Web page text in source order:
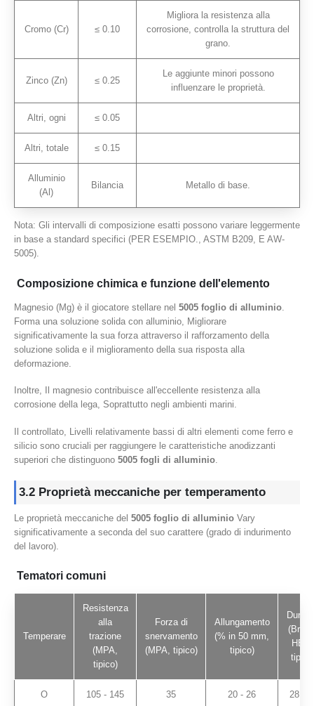
Cromo (Cr) ≤ 0.10
Migliora la resistenza alla
corrosione, controlla la struttura del
grano.
Zinco (Zn) ≤ 0.25
Le aggiunte minori possono
influenzare le proprietà.
Altri, ogni ≤ 0.05
Altri, totale ≤ 0.15
Alluminio
(Al)
Bilancia Metallo di base.
Nota: Gli intervalli di composizione esatti possono variare leggermente
in base a standard specifici (PER ESEMPIO., ASTM B209, E AW-
5005).
Composizione chimica e funzione dell'elemento
Magnesio (Mg) è il giocatore stellare nel 5005 foglio di alluminio
Forma una soluzione solida con alluminio, Migliorare
significativamente la sua forza attraverso il rafforzamento della
soluzione solida e il miglioramento della sua risposta alla
deformazione.
Inoltre, Il magnesio contribuisce all'eccellente resistenza alla
corrosione della lega, Soprattutto negli ambienti marini.
Il controllato, Livelli relativamente bassi di altri elementi come ferro e
silicio sono cruciali per raggiungere le caratteristiche anodizzanti
superiori che distinguono 5005 fogli di alluminio.
3.2 Proprietà meccaniche per temperamento
Le proprietà meccaniche del 5005 foglio di alluminio Vary
significativamente a seconda del suo carattere (grado di indurimento
del lavoro).
Tematori comuni
Temperare
Resistenza
alla
trazione
(MPA,
tipico)
Forza di
snervamento
(MPA, tipico)
Allungamento
(% in 50 mm,
tipico)
HBW,
O 105 - 145 35 20 - 26 28 -